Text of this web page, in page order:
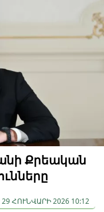
Քրեական
29 ՀՈՒՆՎԱՐԻ 2026 10:12